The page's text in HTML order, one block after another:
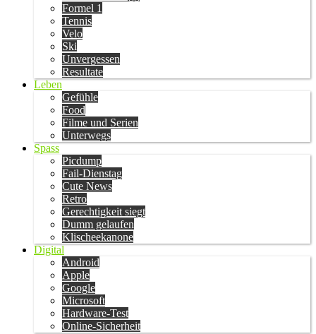
Formel 1
Tennis
Velo
Ski
Unvergessen
Resultate
Leben
Gefühle
Food
Filme und Serien
Unterwegs
Spass
Picdump
Fail-Dienstag
Cute News
Retro
Gerechtigkeit siegt
Dumm gelaufen
Klischeekanone
Digital
Android
Apple
Google
Microsoft
Hardware-Test
Online-Sicherheit